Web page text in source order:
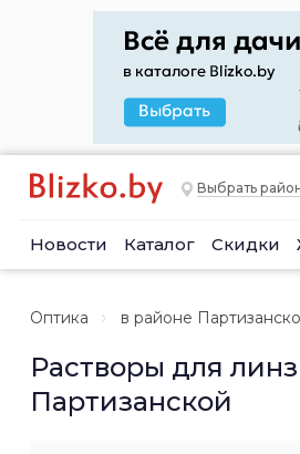
Выбрать
Новости Каталог Скидки
Оптика в районе
Растворы для
Партизанской